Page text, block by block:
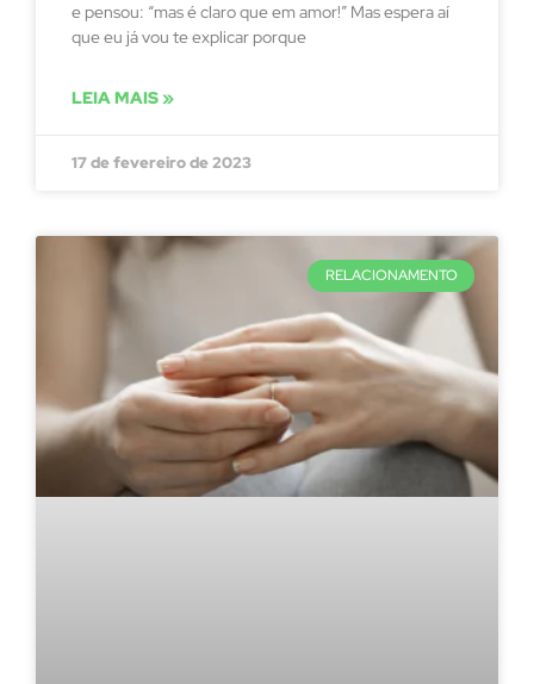
e pensou: “mas é claro que em amor!” Mas espera aí
que eu já vou te explicar porque
LEIA MAIS »
17 de fevereiro de 2023
RELACIONAMENTO